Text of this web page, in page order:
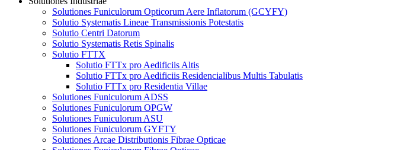
Solutiones Funiculorum Opticorum Aere Inflatorum (GCYFY)
Solutio Systematis Lineae Transmissionis Potestatis
Solutio Centri Datorum
Solutio Systematis Retis Spinalis
Solutio FTTX
Solutio FTTx pro Aedificiis Altis
Solutio FTTx pro Aedificiis Residencialibus Multis Tabulatis
Solutio FTTx pro Residentia Villae
Solutiones Funiculorum ADSS
Solutiones Funiculorum OPGW
Solutiones Funiculorum ASU
Solutiones Funiculorum GYFTY
Solutiones Arcae Distributionis Fibrae Opticae